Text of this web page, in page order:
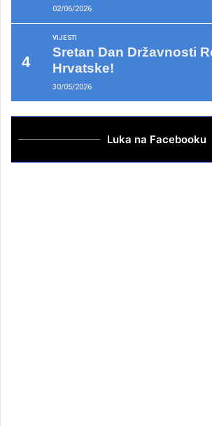
02/06/2026
VIJESTI
Sretan Dan Državnosti
Hrvatske!
30/05/2026
Luka na Facebooku